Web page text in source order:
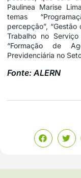
Paulinea Marise
temas
percepção”,
Trabalho no Serviço
“Formação de
Previdenciária no
Fonte: ALERN